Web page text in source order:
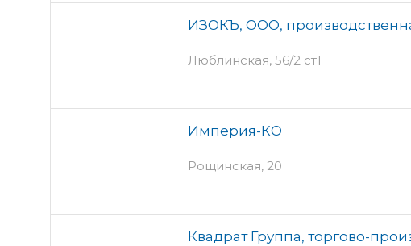
ИЗОКЪ, ООО,
Люблинская, 56/2 ст1
Империя-КО
Рощинская, 20
Квадрат Группа, торгово-